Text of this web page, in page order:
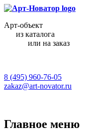
Арт-объект
из каталога
или на заказ
8 (495) 960-76-05
zakaz@art-novator.ru
Главное меню